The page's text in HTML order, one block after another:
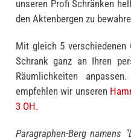
unseren Profi Schränken
den Aktenbergen zu
Mit gleich 5 verschiedenen
Schrank ganz an Ihren
Räumlichkeiten
empfehlen wir unseren
3 OH.
Paragraphen-Berg namens